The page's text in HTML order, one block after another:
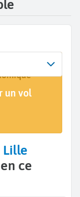
un vol
Lille
ce